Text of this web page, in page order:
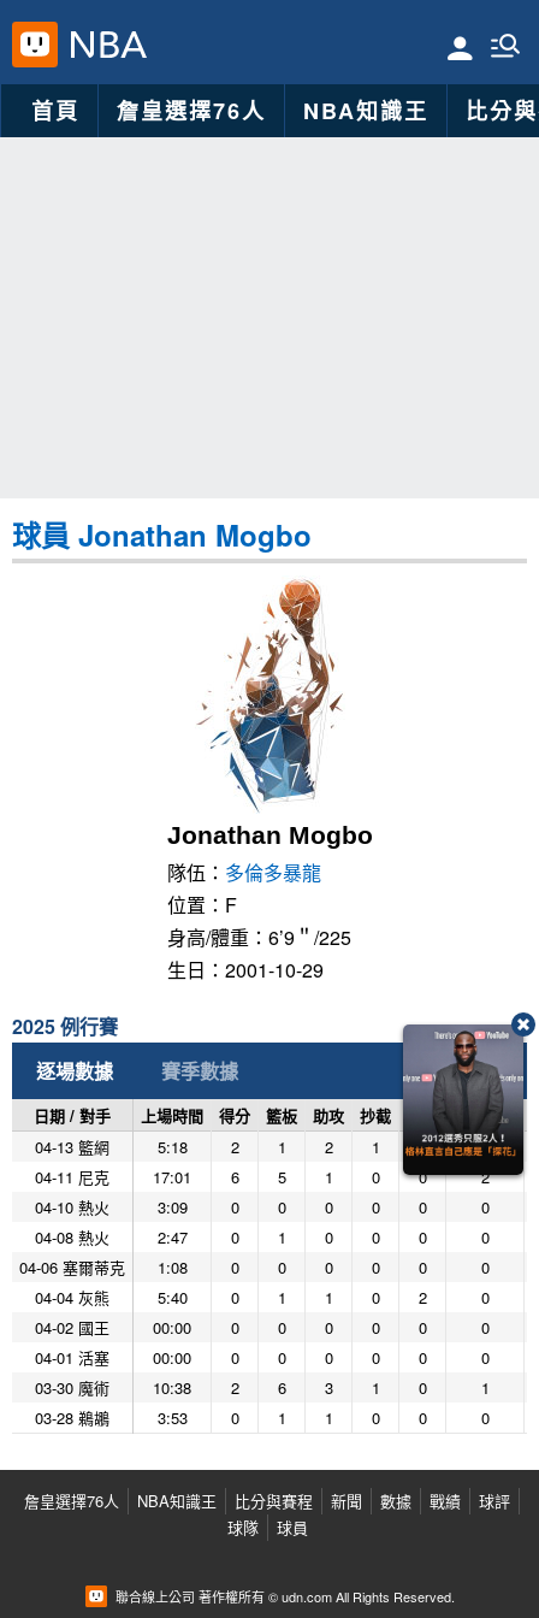
首頁 詹皇選擇76人 NBA知識王 比分
球員 Jonathan Mogbo
Jonathan Mogbo
隊伍： 多倫多暴龍
位置：F
身高/體重：6’9＂/225
生日：2001-10-29
2025 例行賽
逐場數據
賽季數據
日期 / 對手 上場時間 得分 籃板 助攻 抄截 阻攻 投籃命中
04-13 籃網
5:18 2 1 2 1 0
1
04-11 尼克
17:01 6 5 1 0 0
2
04-10 熱火
3:09 0 0 0 0 0
0
04-08 熱火
2:47 0 1 0 0 0
0
04-06 塞爾蒂克
1:08 0 0 0 0 0
0
04-04 灰熊
5:40 0 1 1 0 2
0
04-02 國王
00:00 0 0 0 0 0
0
04-01 活塞
00:00 0 0 0 0 0
0
03-30 魔術
10:38 2 6 3 1 0
1
03-28 鵜鶘
3:53 0 1 1 0 0 0
詹皇選擇76人 NBA知識王 比分與賽程 新聞 數據 戰績
球評
球隊
球員
聯合線上公司 著作權所有 © udn.com All Rights Reserved.